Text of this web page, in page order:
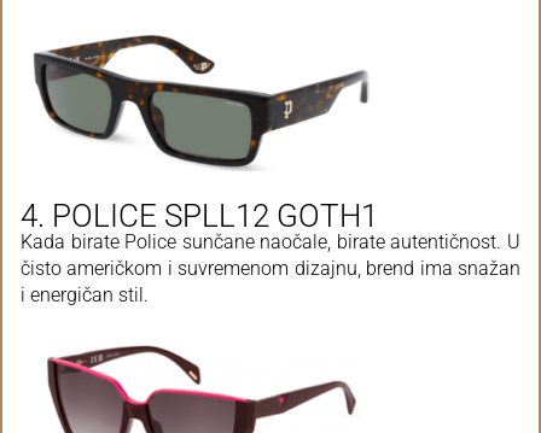
4. POLICE SPLL12 GOTH1
Kada birate Police sunčane naočale, birate autentičnost. U
čisto američkom i suvremenom dizajnu, brend ima snažan
i energičan stil.